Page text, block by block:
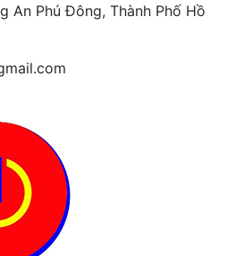
An Phú Đông, Thành Phố Hồ